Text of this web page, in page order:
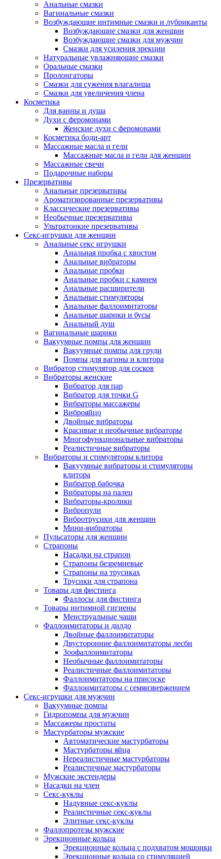
Анальные смазки
Вагинальные смазки
Возбуждающие интимные смазки и лубриканты
Возбуждающие смазки для женщин
Возбуждающие смазки для мужчин
Смазки для усиления эрекции
Натуральные увлажняющие смазки
Оральные смазки
Пролонгаторы
Смазки для сужения влагалища
Смазки для увеличения члена
Косметика
Для ванны и душа
Духи с феромонами
Женские духи с феромонами
Косметика боди-арт
Массажные масла и гели
Массажные масла и гели для женщин
Массажные свечи
Подарочные наборы
Презервативы
Анальные презервативы
Ароматизированные презервативы
Классические презервативы
Необычные презервативы
Ультратонкие презервативы
Секс-игрушки для женщин
Анальные секс игрушки
Анальная пробка с хвостом
Анальные вибраторы
Анальные пробки
Анальные пробки с камнем
Анальные расширители
Анальные стимуляторы
Анальные фаллоимитаторы
Анальные шарики и бусы
Анальный душ
Вагинальные шарики
Вакуумные помпы для женщин
Вакуумные помпы для груди
Помпы для вагины и клитора
Вибратор стимулятор для сосков
Вибраторы женские
Вибратор для пар
Вибратор для точки G
Вибраторы массажеры
Виброяйцо
Двойные вибраторы
Красивые и необычные вибраторы
Многофункциональные вибраторы
Реалистичные вибраторы
Вибраторы и стимуляторы клитора
Вакуумные вибраторы и стимуляторы
клитора
Вибратор бабочка
Вибраторы на палец
Вибраторы-кролики
Вибропули
Вибротрусики для женщин
Мини-вибраторы
Пульсаторы для женщин
Страпоны
Насадки на страпон
Страпоны безремневые
Страпоны на трусиках
Трусики для страпона
Товары для фистинга
Фаллосы для фистинга
Товары интимной гигиены
Менструальные чаши
Фаллоимитаторы и дилдо
Двойные фаллоимитаторы
Двусторонние фаллоимитаторы лесби
Зоофаллоимитаторы
Необычные фаллоимитаторы
Реалистичные фаллоимитаторы
Фаллоимитаторы на присоске
Фаллоимитаторы с семяизвержением
Секс-игрушки для мужчин
Вакуумные помпы
Гидропомпы для мужчин
Массажеры простаты
Мастурбаторы мужские
Автоматические мастурбаторы
Мастурбаторы яйца
Нереалистичные мастурбаторы
Реалистичные мастурбаторы
Мужские экстендеры
Насадки на член
Секс-куклы
Надувные секс-куклы
Реалистичные секс-куклы
Элитные секс-куклы
Фаллопротезы мужские
Эрекционные кольца
Эрекционные кольца с подхватом мошонки
Эрекционные кольца со стимуляцией